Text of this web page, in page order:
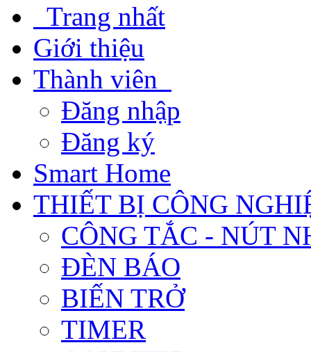
Trang nhất
Giới thiệu
Thành viên
Đăng nhập
Đăng ký
Smart Home
THIẾT BỊ CÔNG
CÔNG TẮC - NÚT
ĐÈN BÁO
BIẾN TRỞ
TIMER